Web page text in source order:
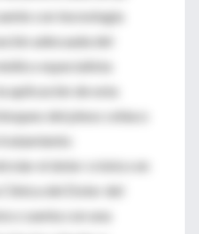
con tecnología
adecuada del
especialista
aplicación de esta
del plexo celíaco
el dolor crónico en
del Dolor del
cuenta con una